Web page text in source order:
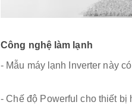
Công nghệ làm lạnh
- Mẫu máy lạnh Inverter này
- Chế độ Powerful cho thiết